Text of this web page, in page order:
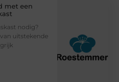
met een
nodig?
uitstekende